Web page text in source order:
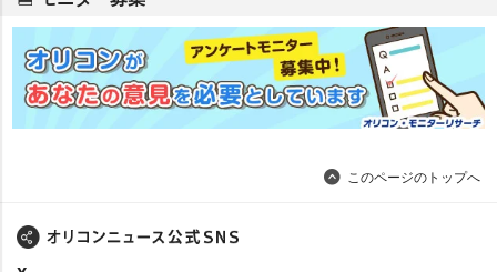
このページのトップへ